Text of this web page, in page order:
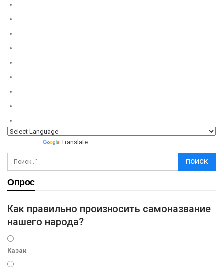
Translate
Опрос
Как правильно произносить самоназвание
нашего народа?
Казак